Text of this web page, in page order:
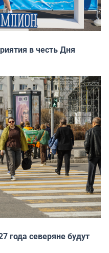
в честь Дня
года северяне будут